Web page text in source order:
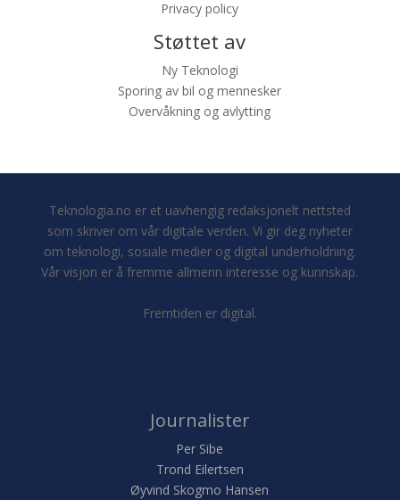
Privacy policy
Støttet av
Ny Teknologi
Sporing av bil og mennesker
Overvåkning og avlytting
Teknologia.no er et uavhengig redaksjonelt nettsted
som skriver om vår digitale verden. Vi gir deg nyheter
om teknologi, sosiale medier og digital underholdning.
Vår visjon er å fremme allmenn interesse og kunnskap.
Fremtiden er digital.
Journalister
Per Sibe
Trond Eilertsen
Øyvind Skogmo Hansen